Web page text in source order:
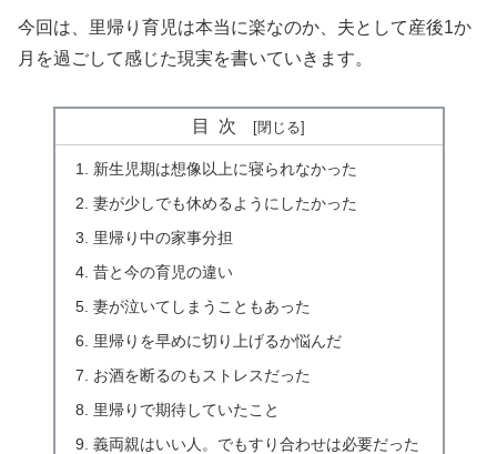
今回は、里帰り育児は本当に楽なのか、夫として産後1か
月を過ごして感じた現実を書いていきます。
目次
新生児期は想像以上に寝られなかった
妻が少しでも休めるようにしたかった
里帰り中の家事分担
昔と今の育児の違い
妻が泣いてしまうこともあった
里帰りを早めに切り上げるか悩んだ
お酒を断るのもストレスだった
里帰りで期待していたこと
義両親はいい人。でもすり合わせは必要だった